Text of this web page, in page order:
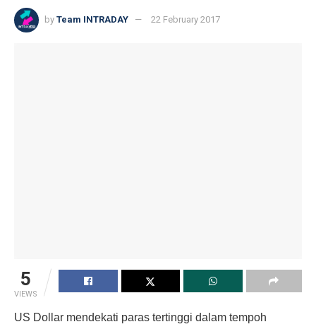
by Team INTRADAY 22 February 2017
5
VIEWS
US Dollar mendekati paras tertinggi dalam tempoh